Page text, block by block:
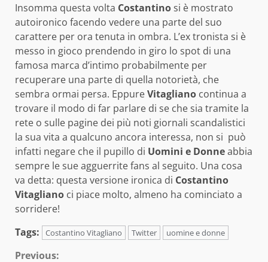
Insomma questa volta Costantinosi è mostrato
autoironico facendo vedere una parte del suo
carattere per ora tenuta in ombra. L’ex tronista si è
messo in gioco prendendo in giro lo spot di una
famosa marca d’intimo probabilmente per
recuperare una parte di quella notorietà, che
sembra ormai persa. EppureVitagliano continua a
trovare il modo di far parlare di se che sia tramite la
rete o sulle pagine dei più noti giornali scandalistici
la sua vita a qualcuno ancora interessa, non si può
infatti negare che il pupillo di Uomini e Donneabbia
sempre le sue agguerrite fans al seguito. Una cosa
va detta: questa versione ironica di Costantino
Vitagliano ci piace molto, almeno ha cominciato a
sorridere!
Tags:
Costantino Vitagliano Twitter uomine e donne
Previous: